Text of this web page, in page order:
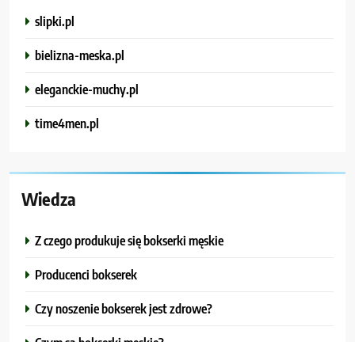
slipki.pl
bielizna-meska.pl
eleganckie-muchy.pl
time4men.pl
Wiedza
Z czego produkuje się bokserki męskie
Producenci bokserek
Czy noszenie bokserek jest zdrowe?